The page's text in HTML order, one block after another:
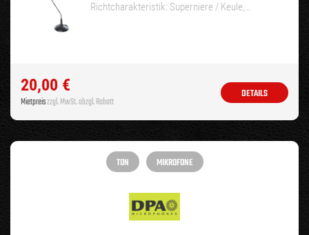
Richtcharakteristik: Superniere / Keule,…
20,00 €
Mietpreiszzgl. MwSt. abzgl. Rabatt
DETAILS
TON MIKROFONE